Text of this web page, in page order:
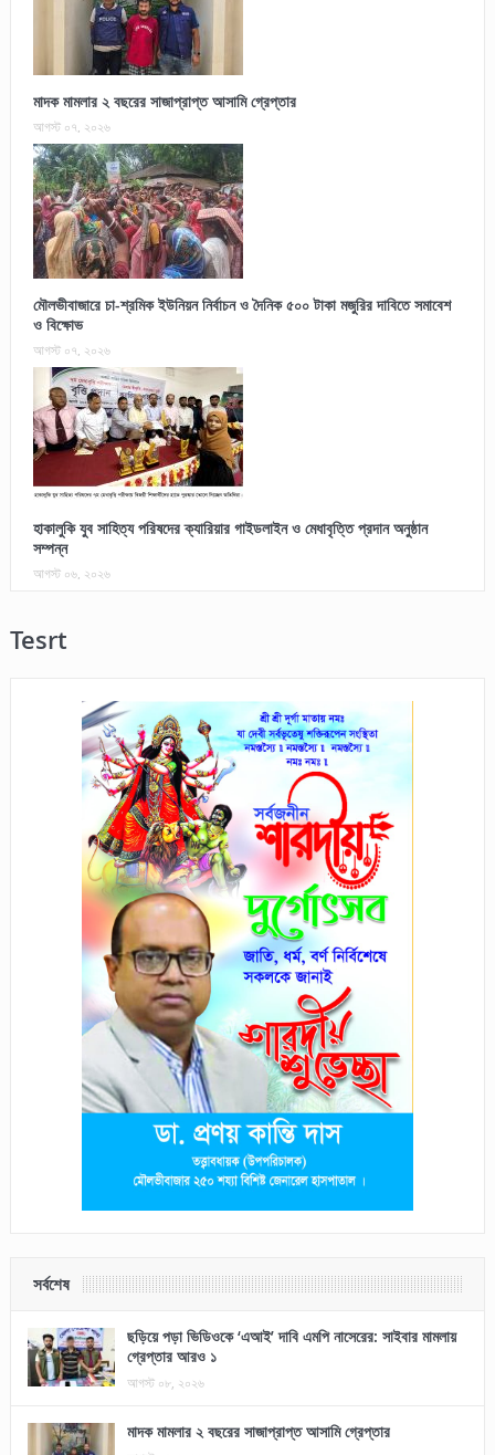
মাদক মামলার ২ বছরের সাজাপ্রাপ্ত আসামি গ্রেপ্তার
আগস্ট ০৭, ২০২৬
মৌলভীবাজারে চা-শ্রমিক ইউনিয়ন নির্বাচন ও দৈনিক ৫০০ টাকা মজুরির দাবিতে সমাবেশ
ও বিক্ষোভ
আগস্ট ০৭, ২০২৬
হাকালুকি যুব সাহিত্য পরিষদের ক্যারিয়ার গাইডলাইন ও মেধাবৃত্তি প্রদান অনুষ্ঠান
সম্পন্ন
আগস্ট ০৬, ২০২৬
Tesrt
সর্বশেষ
ছড়িয়ে পড়া ভিডিওকে ‘এআই’ দাবি এমপি নাসেরের: সাইবার মামলায়
গ্রেপ্তার আরও ১
আগস্ট ০৮, ২০২৬
মাদক মামলার ২ বছরের সাজাপ্রাপ্ত আসামি গ্রেপ্তার